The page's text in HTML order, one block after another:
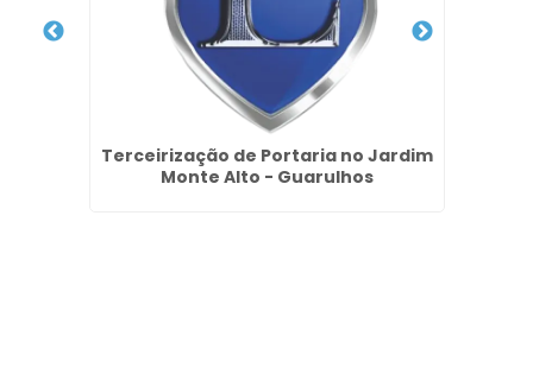
Terceirização de Portaria no Jardim
Monte Alto - Guarulhos